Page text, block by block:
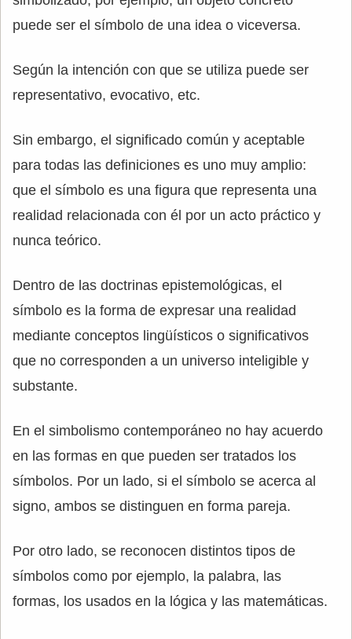
puede ser el símbolo de una idea o viceversa.
Según la intención con que se utiliza puede ser
representativo, evocativo, etc.
Sin embargo, el significado común y aceptable
para todas las definiciones es uno muy amplio:
que el símbolo es una figura que representa una
realidad relacionada con él por un acto práctico y
nunca teórico.
Dentro de las doctrinas epistemológicas, el
símbolo es la forma de expresar una realidad
mediante conceptos lingüísticos o significativos
que no corresponden a un universo inteligible y
substante.
En el simbolismo contemporáneo no hay acuerdo
en las formas en que pueden ser tratados los
símbolos. Por un lado, si el símbolo se acerca al
signo, ambos se distinguen en forma pareja.
Por otro lado, se reconocen distintos tipos de
símbolos como por ejemplo, la palabra, las
formas, los usados en la lógica y las matemáticas.